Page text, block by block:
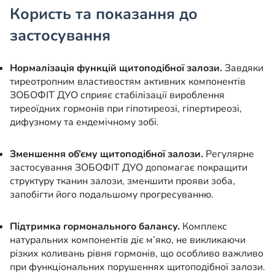
Користь та показання до
застосування
Нормалізація функцій щитоподібної залози. Завдяки
тиреотропним властивостям активних компонентів
ЗОБОФІТ ДУО сприяє стабілізації вироблення
тиреоїдних гормонів при гіпотиреозі, гіпертиреозі,
дифузному та ендемічному зобі.
Зменшення об’єму щитоподібної залози. Регулярне
застосування ЗОБОФІТ ДУО допомагає покращити
структуру тканин залози, зменшити прояви зоба,
запобігти його подальшому прогресуванню.
Підтримка гормонального балансу. Комплекс
натуральних компонентів діє м’яко, не викликаючи
різких коливань рівня гормонів, що особливо важливо
при функціональних порушеннях щитоподібної залози.